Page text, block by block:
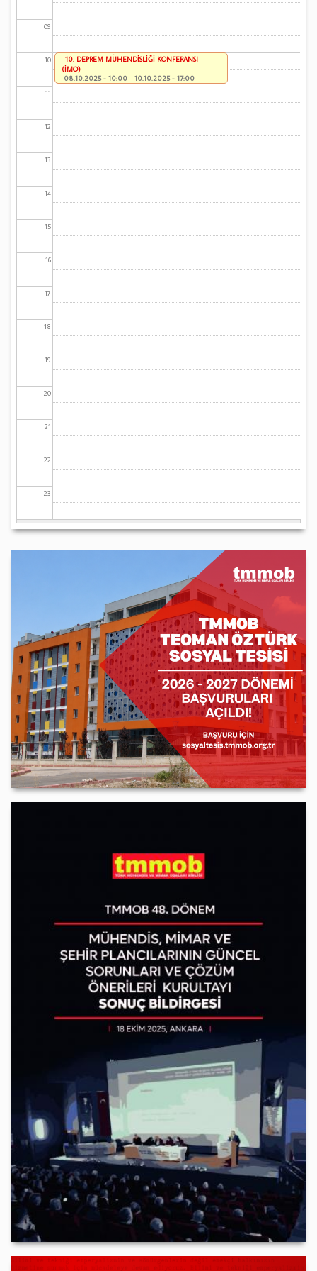
09
10
11
12
13
14
15
16
17
18
19
20
21
22
23
10. DEPREM MÜHENDİSLİĞİ KONFERANSI
(İMO)
08.10.2025 - 10:00 -10.10.2025 - 17:00